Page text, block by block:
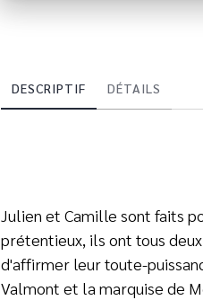
DESCRIPTIF DÉTAILS
Julien et Camille sont faits
prétentieux, ils ont tous
d'affirmer leur toute-
Valmont et la marquise de